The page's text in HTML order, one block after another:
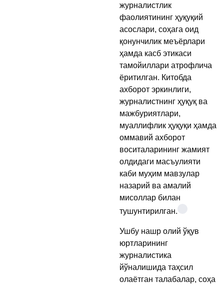
журналистлик
фаолиятининг ҳуқуқий
асослари, соҳага оид
қонунчилик меъёрлари
ҳамда касб этикаси
тамойиллари атрофлича
ёритилган. Китобда
ахборот эркинлиги,
журналистнинг ҳуқуқ ва
мажбуриятлари,
муаллифлик ҳуқуқи ҳамда
оммавий ахборот
воситаларининг жамият
олдидаги масъулияти
каби муҳим мавзулар
назарий ва амалий
мисоллар билан
тушунтирилган.
Ушбу нашр олий ўқув
юртларининг
журналистика
йўналишида таҳсил
олаётган талабалар, соҳа